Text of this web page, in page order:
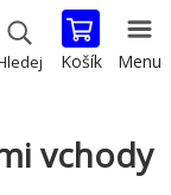
Košík Menu
vchody